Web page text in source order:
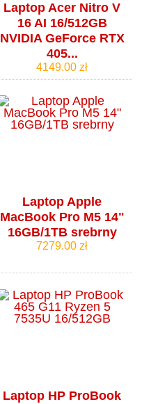
Laptop Acer Nitro V
16 AI 16/512GB
NVIDIA GeForce RTX
405...
4149.00 zł
Laptop Apple
MacBook Pro M5 14"
16GB/1TB srebrny
7279.00 zł
Laptop HP ProBook